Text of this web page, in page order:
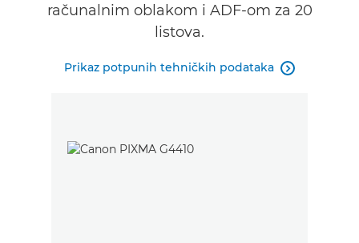
računalnim oblakom i ADF-om za 20
listova.
Prikaz potpunih tehničkih podataka 